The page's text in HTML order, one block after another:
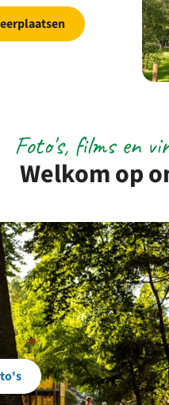
Welkom op
Foto's, films en